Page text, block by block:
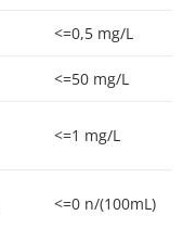
<=0,5 mg/L
<=50 mg/L
<=1 mg/L
<=0 n/(100mL)